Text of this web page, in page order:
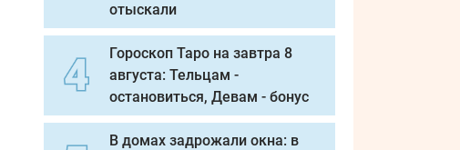
отыскали
Гороскоп Таро на завтра 8
августа: Тельцам -
остановиться, Девам - бонус
В домах задрожали окна: в